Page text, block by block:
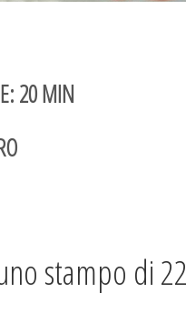
20 MIN
stampo di